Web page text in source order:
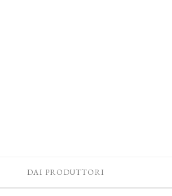
DAI PRODUTTORI